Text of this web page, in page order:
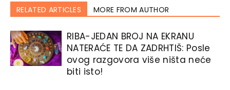
RELATED ARTICLES MORE FROM AUTHOR
RIBA-JEDAN BROJ NA EKRANU
NATERAĆE TE DA ZADRHTIŠ: Posle
ovog razgovora više ništa neće
biti isto!